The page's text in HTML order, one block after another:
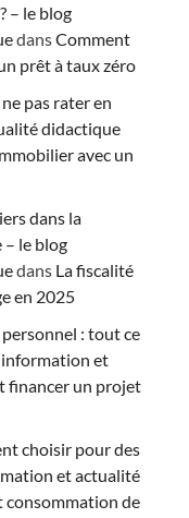
– le blog
dansComment
prêt à taux zéro
pas rater en
didactique
avec un
dans la
le blog
dans La fiscalité
en 2025
: tout ce
et
financer un projet
choisir pour des
et actualité
consommation de